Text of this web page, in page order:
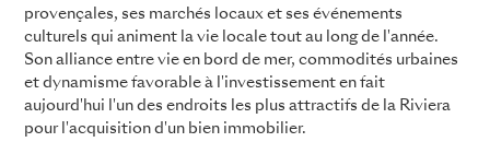
provençales, ses marchés locaux et ses événements
culturels qui animent la vie locale tout au long de l'année.
Son alliance entre vie en bord de mer, commodités urbaines
et dynamisme favorable à l'investissement en fait
aujourd'hui l'un des endroits les plus attractifs de la Riviera
pour l'acquisition d'un bien immobilier.